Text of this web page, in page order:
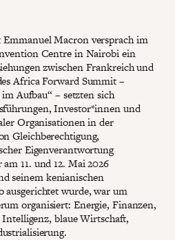
Macron versprach im
Centre in Nairobi ein
zwischen Frankreich und
Africa Forward Summit –
Aufbau“ – setzten sich
Investor*innen und
Organisationen in der
Gleichberechtigung,
Eigenverantwortung
11. und 12. Mai 2026
seinem kenianischen
wurde, war um
organisiert: Energie, Finanzen,
blaue Wirtschaft,